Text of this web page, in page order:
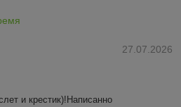
27.07.2026
и крестик)!Написанно